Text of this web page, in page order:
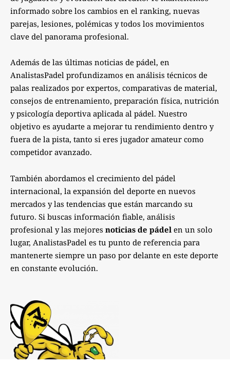
informado sobre los cambios en el ranking, nuevas
parejas, lesiones, polémicas y todos los movimientos
clave del panorama profesional.
Además de las últimas noticias de pádel, en
AnalistasPadel profundizamos en análisis técnicos de
palas realizados por expertos, comparativas de material,
consejos de entrenamiento, preparación física, nutrición
y psicología deportiva aplicada al pádel. Nuestro
objetivo es ayudarte a mejorar tu rendimiento dentro y
fuera de la pista, tanto si eres jugador amateur como
competidor avanzado.
También abordamos el crecimiento del pádel
internacional, la expansión del deporte en nuevos
mercados y las tendencias que están marcando su
futuro. Si buscas información fiable, análisis
profesional y las mejores noticias de pádel en un solo
lugar, AnalistasPadel es tu punto de referencia para
mantenerte siempre un paso por delante en este deporte
en constante evolución.